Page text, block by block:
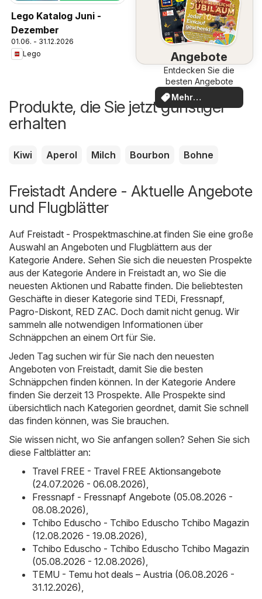
Lego Katalog Juni -
Dezember
01.06. - 31.12.2026
Lego
Angebote
Entdecken Sie die
besten Angebote
Mehr
entdecken
Produkte, die Sie jetzt günstiger
erhalten
Kiwi Aperol Milch Bourbon Bohne
Freistadt Andere - Aktuelle Angebote
und Flugblätter
Auf Freistadt - Prospektmaschine.at finden Sie eine große
Auswahl an Angeboten und Flugblättern aus der
Kategorie Andere. Sehen Sie sich die neuesten Prospekte
aus der Kategorie Andere in Freistadt an, wo Sie die
neuesten Aktionen und Rabatte finden. Die beliebtesten
Geschäfte in dieser Kategorie sind TEDi Fressnapf,
Pagro-Diskont RED ZAC. Doch damit nicht genug. Wir
sammeln alle notwendigen Informationen über
Schnäppchen an einem Ort für Sie.
Jeden Tag suchen wir für Sie nach den neuesten
Angeboten von Freistadt, damit Sie die besten
Schnäppchen finden können. In der Kategorie Andere
finden Sie derzeit 13 Prospekte. Alle Prospekte sind
übersichtlich nach Kategorien geordnet, damit Sie schnell
das finden können, was Sie brauchen.
Sie wissen nicht, wo Sie anfangen sollen? Sehen Sie sich
diese Faltblätter an:
Travel FREE - Travel FREE Aktionsangebote
(24.07.2026 - 06.08.2026)
Fressnapf - Fressnapf Angebote (05.08.2026 -
08.08.2026)
Tchibo Eduscho - Tchibo Eduscho Tchibo Magazin
(12.08.2026 - 19.08.2026)
Tchibo Eduscho - Tchibo Eduscho Tchibo Magazin
(05.08.2026 - 12.08.2026)
TEMU - Temu hot deals – Austria (06.08.2026 -
31.12.2026)